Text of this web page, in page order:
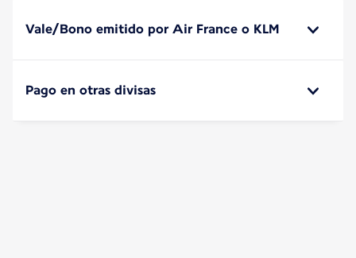
Vale/Bono emitido por Air France o KLM
Pago en otras divisas